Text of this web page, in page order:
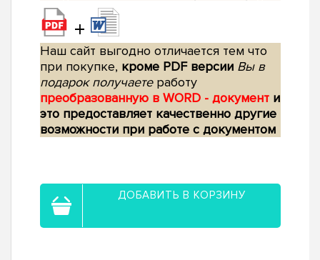
+
Наш сайт выгодно отличается тем что
при покупке, кроме PDF версии Вы в
подарок получаетеработу
преобразованную в WORD - документ и
это предоставляет качественно другие
возможности при работе с документом
ДОБАВИТЬ В КОРЗИНУ